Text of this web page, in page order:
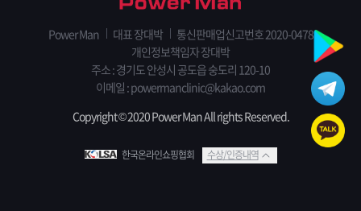
Power Man 대표 장대박
통신판매업신고번호 2020-0478
개인정보책임자 장대박
주소 : 경기도 안성시 공도읍 숭도리 120-10
이메일 : powermanclinic@kakao.com
Copyright © 2020 Power Man All rights Reserved.
한국온라인쇼핑협회 수상/인증내역